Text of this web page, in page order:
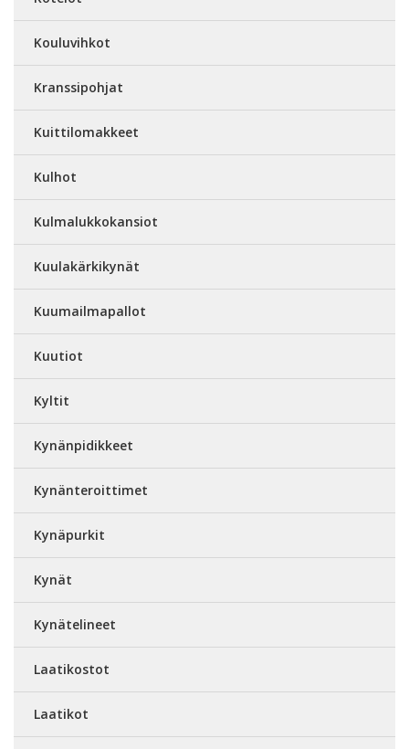
Kouluvihkot
Kranssipohjat
Kuittilomakkeet
Kulhot
Kulmalukkokansiot
Kuulakärkikynät
Kuumailmapallot
Kuutiot
Kyltit
Kynänpidikkeet
Kynänteroittimet
Kynäpurkit
Kynät
Kynätelineet
Laatikostot
Laatikot